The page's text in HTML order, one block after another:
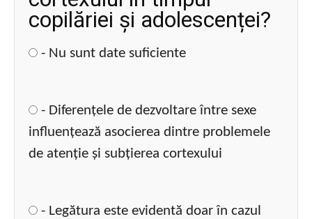
copilăriei și adolescenței?
- Nu sunt date suficiente
- Diferențele de dezvoltare între sexe
influențează asocierea dintre problemele
de atenție și subțierea cortexului
- Legătura este evidentă doar în cazul